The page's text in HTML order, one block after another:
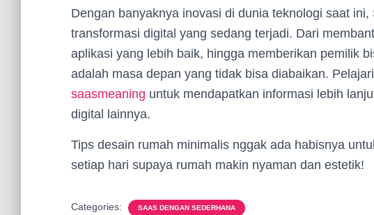
Dengan banyaknya inovasi di dunia teknologi saat
transformasi digital yang sedang terjadi. Dari
aplikasi yang lebih baik, hingga memberikan pemilik
adalah masa depan yang tidak bisa diabaikan.
saasmeaning untuk mendapatkan informasi lebih
digital lainnya.
Tips desain rumah minimalis nggak ada habisnya
setiap hari supaya rumah makin nyaman dan estetik!
Categories: SAAS DENGAN SEDERHANA